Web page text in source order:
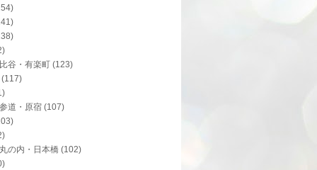
谷・有楽町 (123)
(117)
道・原宿 (107)
の内・日本橋 (102)